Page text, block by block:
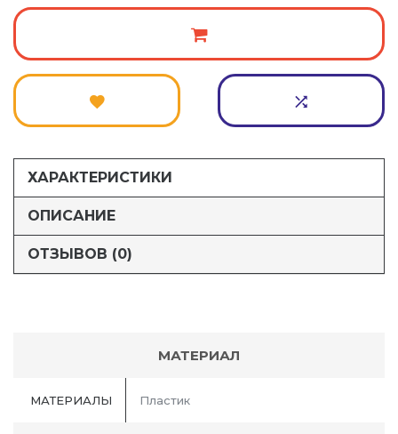
ХАРАКТЕРИСТИКИ
ОПИСАНИЕ
ОТЗЫВОВ (0)
МАТЕРИАЛ
МАТЕРИАЛЫ Пластик